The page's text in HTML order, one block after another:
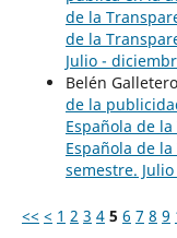
de la
de la
Julio -
Belén
de la
Española de
Española de
semestre.
<< < 1 2 3 4 5 6 7 8 9